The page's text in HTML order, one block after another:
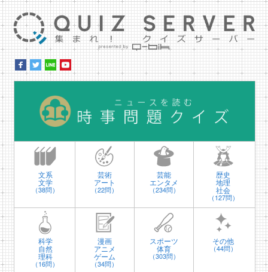
文系
文学
（38問）
芸術
アート
（22問）
芸能
エンタメ
（234問）
歴史
地理
社会
（127問）
科学
自然
理科
（16問）
漫画
アニメ
ゲーム
（34問）
スポーツ
体育
（303問）
その他
（44問）